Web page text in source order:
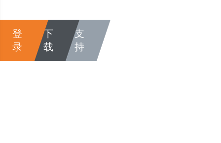
登
录
下
载
支
持